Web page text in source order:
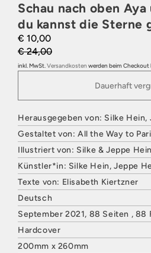
Schau nach oben Aya
du kannst die Sterne
€ 10,00
€ 24,00
inkl. MwSt.Versandkosten werden beim Checkout
Dauerhaft
Herausgegeben von: Silke Hein,
Gestaltet von: All the Way to
Illustriert von: Silke & Jeppe Hein
Künstler*in: Silke Hein, Jeppe
Texte von: Elisabeth Kiertzner
Deutsch
September 2021, 88 Seiten , 88
Hardcover
200mm x 260mm